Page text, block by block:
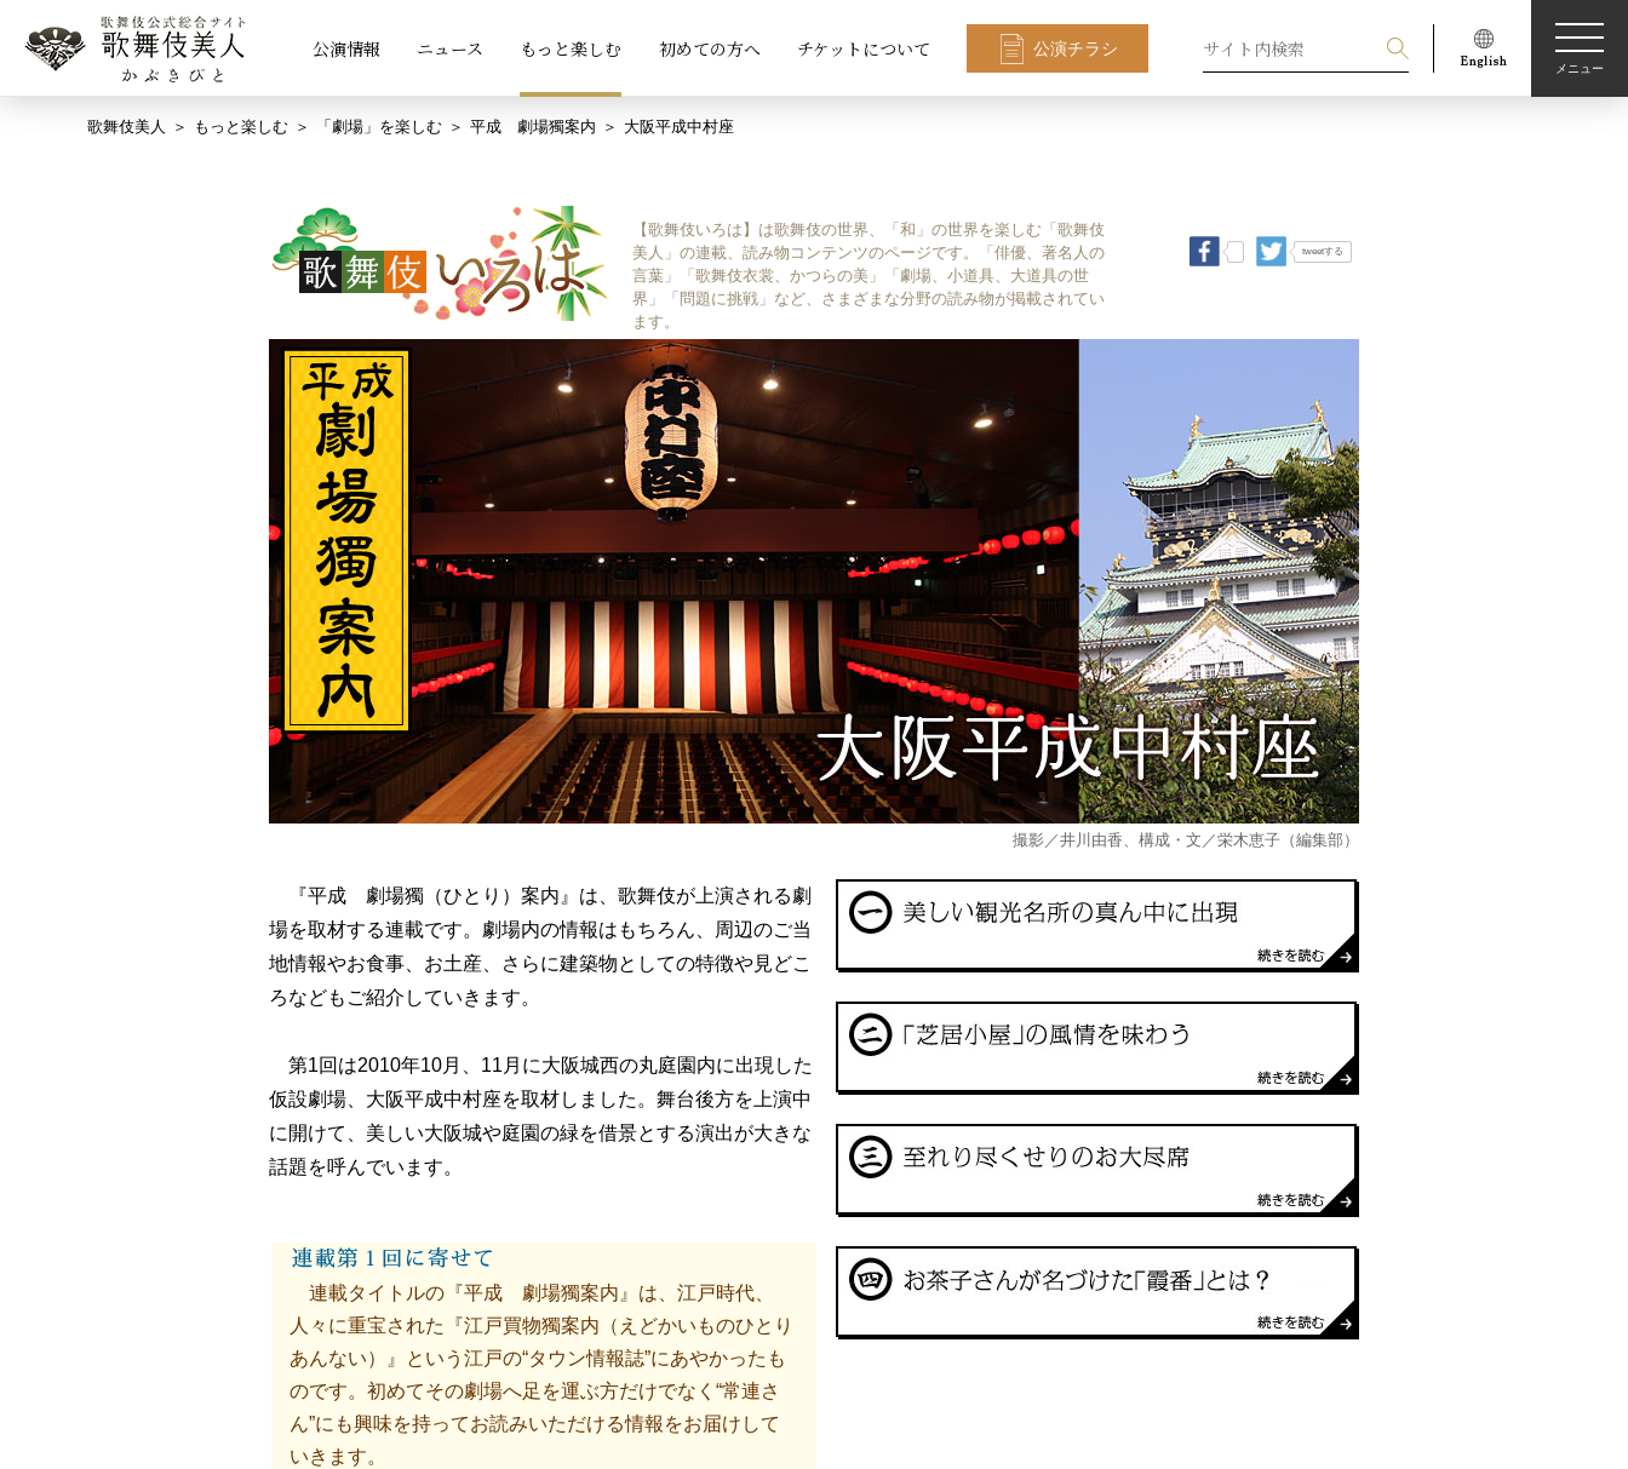
公演情報 ニュース もっと楽しむ 初めての方へ チケットについて 公演チラシ
メニュー
歌舞伎美人 もっと楽しむ 「劇場」を楽しむ 平成 劇場獨案内 大阪平成中村座
【歌舞伎いろは】は歌舞伎の世界、「和」の世界を楽しむ「歌舞伎
美人」の連載、読み物コンテンツのページです。「俳優、著名人の
言葉」「歌舞伎衣裳、かつらの美」「劇場、小道具、大道具の世
界」「問題に挑戦」など、さまざまな分野の読み物が掲載されてい
ます。
tweetする
撮影／井川由香、構成・文／栄木恵子（編集部）
『平成 劇場獨（ひとり）案内』は、歌舞伎が上演される劇
場を取材する連載です。劇場内の情報はもちろん、周辺のご当
地情報やお食事、お土産、さらに建築物としての特徴や見どこ
ろなどもご紹介していきます。
第1回は2010年10月、11月に大阪城西の丸庭園内に出現した
仮設劇場、大阪平成中村座を取材しました。舞台後方を上演中
に開けて、美しい大阪城や庭園の緑を借景とする演出が大きな
話題を呼んでいます。
連載タイトルの『平成 劇場獨案内』は、江戸時代、
人々に重宝された『江戸買物獨案内（えどかいものひとり
あんない）』という江戸の“タウン情報誌”にあやかったも
のです。初めてその劇場へ足を運ぶ方だけでなく“常連さ
ん”にも興味を持ってお読みいただける情報をお届けして
いきます。